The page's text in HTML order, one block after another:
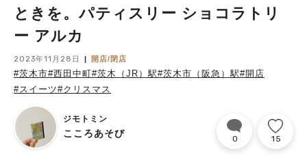
ときを。パティスリー ショコラトリ
ー アルカ
2023年11月28日 開店/閉店
#茨木市#西田中町#茨木（JR）駅#茨木市（阪急）駅#開店
#スイーツ#クリスマス
ジモトミン
こころあそび 0 15